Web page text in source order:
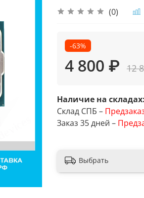
(0)
-63%
4 800 ₽ 12
Наличие на складах:
Склад СПБ –
Заказ 35 дней –
Выбрать